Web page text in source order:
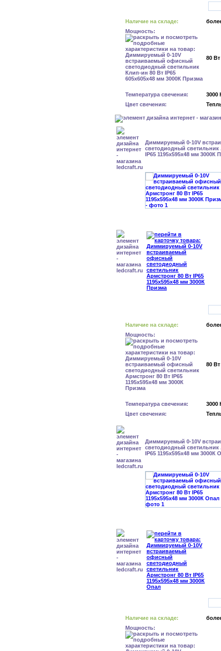
Наличие на складе:
Мощность:
80 Вт
Температура свечения:
3000
Цвет свечения:
Диммируемый 0-10V
светодиодный светильник
IP65 1195x595x48 мм 3000К
Наличие на складе:
Мощность:
80 Вт
Температура свечения:
3000
Цвет свечения:
Диммируемый 0-10V
светодиодный светильник
IP65 1195x595x48 мм 3000К
Наличие на складе:
Мощность: